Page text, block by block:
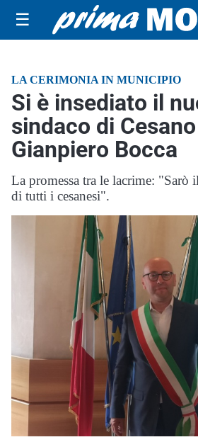
☰
LA CERIMONIA IN MUNICIPIO
Si è insediato il
sindaco di
Gianpiero Bocca
La promessa tra le lacrime: "Sarò
di tutti i cesanesi".